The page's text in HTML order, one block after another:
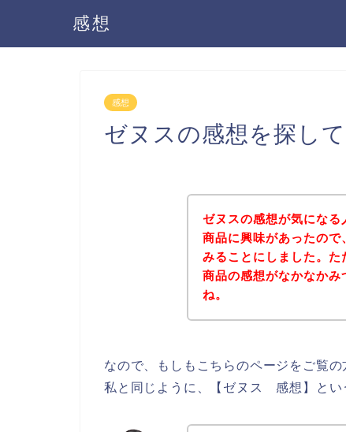
感想
感想
ゼヌスの感想を探し
ゼヌスの感想が気にな
商品に興味があったの
みることにしました。
商品の感想がなかなかみ
ね。
なので、もしもこちらのページをご覧
私と同じように、【ゼヌス 感想】とい